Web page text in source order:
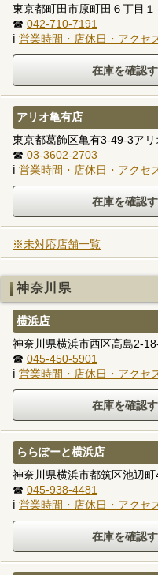
東京都町田市原町田６丁目
☎ 042-710-7191
ℹ 営業時間・店休日・アクセ
アリオ亀有店
東京都葛飾区亀有3-49-3ア
☎ 03-3602-2703
ℹ 営業時間・店休日・アクセ
※未対応店舗一覧
神奈川県
横浜店
神奈川県横浜市西区高島2-
☎ 045-450-5901
ℹ 営業時間・店休日・アクセ
ららぽーと横浜店
神奈川県横浜市都筑区池辺
☎ 045-938-4481
ℹ 営業時間・店休日・アクセ